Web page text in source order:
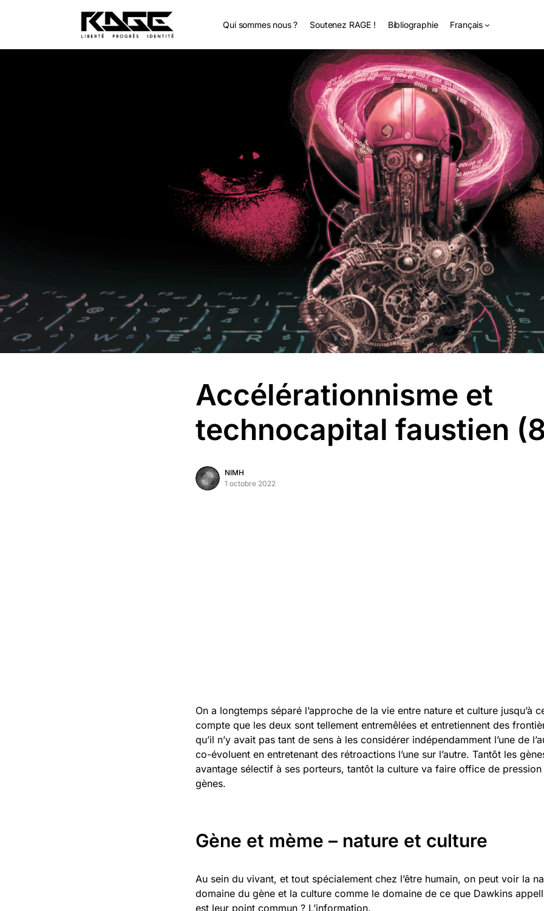
Qui sommes nous ? Soutenez RAGE ! Bibliographie Français
Accélérationnisme et
technocapital faustien
NIMH
1 octobre 2022
On a longtemps séparé l’approche de la vie entre nature et culture jusqu’à
compte que les deux sont tellement entremêlées et entretiennent des
qu’il n’y avait pas tant de sens à les considérer indépendamment l’une de
co-évoluent en entretenant des rétroactions l’une sur l’autre. Tantôt les
avantage sélectif à ses porteurs, tantôt la culture va faire office de
gènes.
Gène et mème – nature et culture
Au sein du vivant, et tout spécialement chez l’être humain, on peut voir la
domaine du gène et la culture comme le domaine de ce que Dawkins
est leur point commun ? L’information.